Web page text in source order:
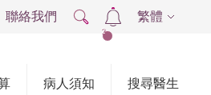
病人須知 搜尋醫生
聯絡我們
2
繁體